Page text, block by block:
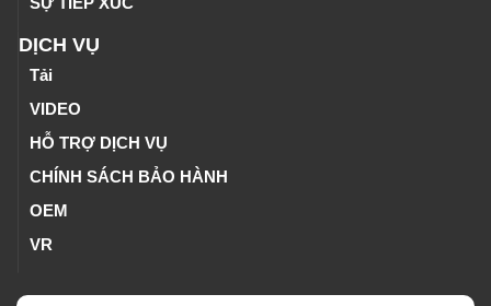
DỊCH VỤ
Tải
VIDEO
HỖ TRỢ DỊCH VỤ
CHÍNH SÁCH BẢO HÀNH
OEM
VR